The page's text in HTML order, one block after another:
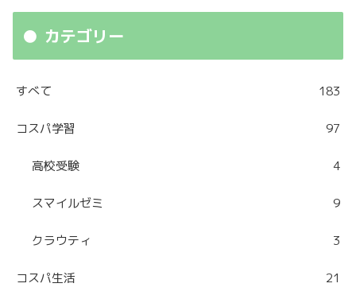
カテゴリー
すべて 183
コスパ学習 97
高校受験 4
スマイルゼミ 9
クラウティ 3
コスパ生活 21